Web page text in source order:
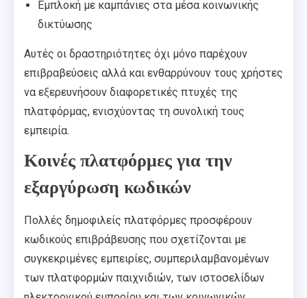
Εμπλοκή με καμπάνιες στα μέσα κοινωνικής
δικτύωσης
Αυτές οι δραστηριότητες όχι μόνο παρέχουν
επιβραβεύσεις αλλά και ενθαρρύνουν τους χρήστες
να εξερευνήσουν διαφορετικές πτυχές της
πλατφόρμας, ενισχύοντας τη συνολική τους
εμπειρία.
Κοινές πλατφόρμες για την
εξαργύρωση κωδικών
Πολλές δημοφιλείς πλατφόρμες προσφέρουν
κωδικούς επιβράβευσης που σχετίζονται με
συγκεκριμένες εμπειρίες, συμπεριλαμβανομένων
των πλατφορμών παιχνιδιών, των ιστοσελίδων